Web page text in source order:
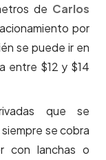
de Carlos
por
se puede ir en
entre $12 y $14
que se
se cobra
con lanchas o